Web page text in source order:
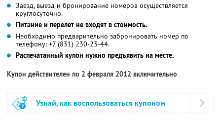
Заезд, выезд и бронирование номеров осуществляется
круглосуточно.
Питание и перелет не входят в стоимость.
Необходимо предварительно забронировать номер по
телефону: +7 (831) 230-23-44.
Распечатанный купон нужно предъявить на месте.
Купон действителен по 2 февраля 2012 включительно
Узнай, как воспользоваться купоном